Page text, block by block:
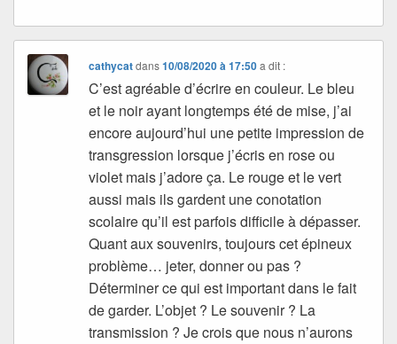
cathycatdans10/08/2020 à 17:50 a dit :
C’est agréable d’écrire en couleur. Le bleu
et le noir ayant longtemps été de mise, j’ai
encore aujourd’hui une petite impression de
transgression lorsque j’écris en rose ou
violet mais j’adore ça. Le rouge et le vert
aussi mais ils gardent une conotation
scolaire qu’il est parfois difficile à dépasser.
Quant aux souvenirs, toujours cet épineux
problème… jeter, donner ou pas ?
Déterminer ce qui est important dans le fait
de garder. L’objet ? Le souvenir ? La
transmission ? Je crois que nous n’aurons